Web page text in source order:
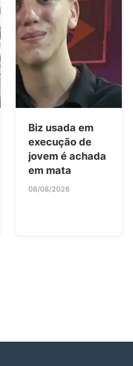
Biz usada em
execução de
jovem é achada
em mata
08/08/2026